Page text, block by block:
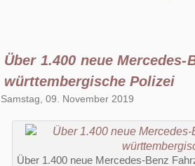
Über 1.400 neue
württembergische Polizei
Samstag, 09. November 2019
Über 1.400 neue Mercedes-Benz